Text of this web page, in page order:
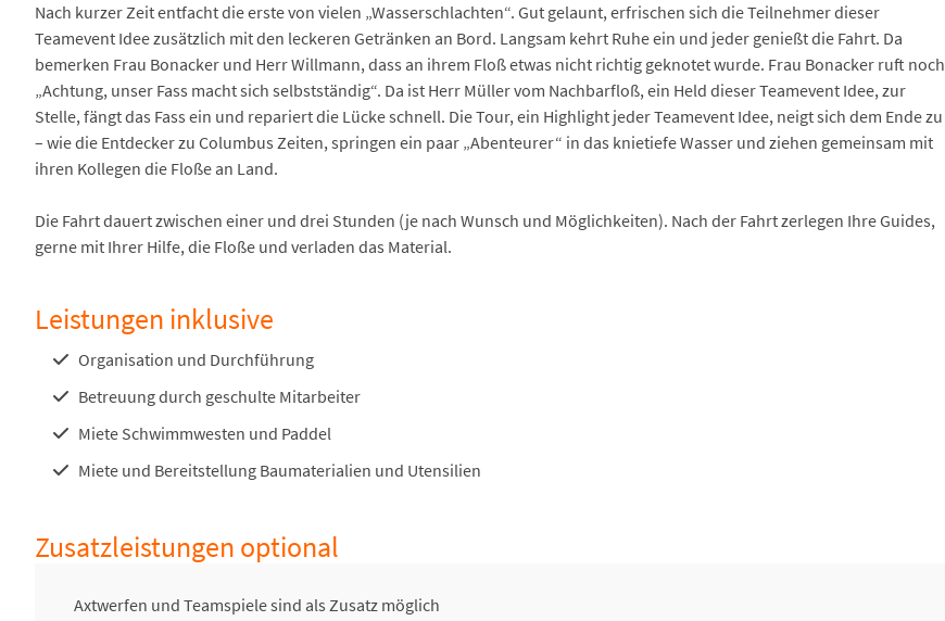
Nach kurzer Zeit entfacht die erste von vielen „Wasserschlachten“. Gut gelaunt, erfrischen sich die Teilnehmer dieser
Teamevent Idee zusätzlich mit den leckeren Getränken an Bord. Langsam kehrt Ruhe ein und jeder genießt die Fahrt. Da
bemerken Frau Bonacker und Herr Willmann, dass an ihrem Floß etwas nicht richtig geknotet wurde. Frau Bonacker ruft noch
„Achtung, unser Fass macht sich selbstständig“. Da ist Herr Müller vom Nachbarfloß, ein Held dieser Teamevent Idee, zur
Stelle, fängt das Fass ein und repariert die Lücke schnell. Die Tour, ein Highlight jeder Teamevent Idee, neigt sich dem Ende zu
– wie die Entdecker zu Columbus Zeiten, springen ein paar „Abenteurer“ in das knietiefe Wasser und ziehen gemeinsam mit
ihren Kollegen die Floße an Land.
Die Fahrt dauert zwischen einer und drei Stunden (je nach Wunsch und Möglichkeiten). Nach der Fahrt zerlegen Ihre Guides,
gerne mit Ihrer Hilfe, die Floße und verladen das Material.
Leistungen inklusive
Organisation und Durchführung
Betreuung durch geschulte Mitarbeiter
Miete Schwimmwesten und Paddel
Miete und Bereitstellung Baumaterialien und Utensilien
Zusatzleistungen optional
Axtwerfen und Teamspiele sind als Zusatz möglich